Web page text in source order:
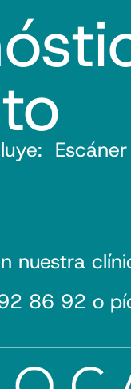
nuestra
86 92 o